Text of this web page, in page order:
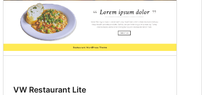
VW Restaurant Lite